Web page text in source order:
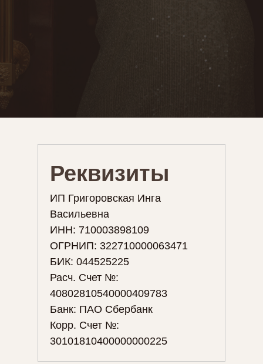
Реквизиты
ИП Григоровская Инга
Васильевна
ИНН: 710003898109
ОГРНИП: 322710000063471
БИК: 044525225
Расч. Счет №:
40802810540000409783
Банк: ПАО Сбербанк
Корр. Счет №:
30101810400000000225